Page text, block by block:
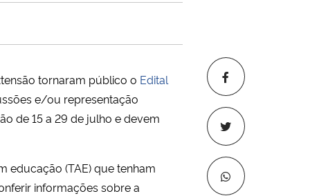
tornaram público o Edital
e/ou representação
de 15 a 29 de julho e devem
educação (TAE) que tenham
informações sobre a